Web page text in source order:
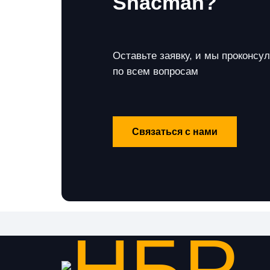
Оставьте заявку, и мы
по всем вопросам
Связаться с нами